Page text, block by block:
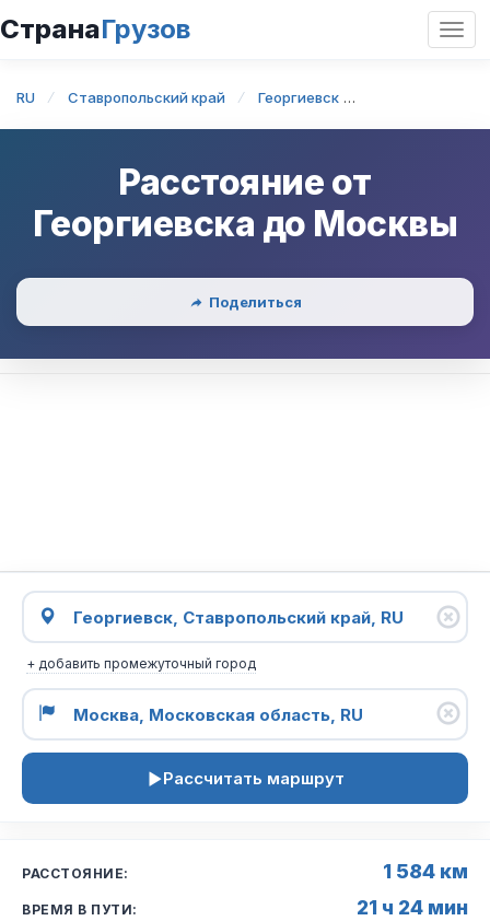
СтранаГрузов
RU Ставропольский край Георгиевск
Расстояние от
Георгиевска до Москвы
Поделиться
+ добавить промежуточный город
Рассчитать маршрут
РАССТОЯНИЕ: 1 584 км
ВРЕМЯ В ПУТИ: 21 ч 24 мин